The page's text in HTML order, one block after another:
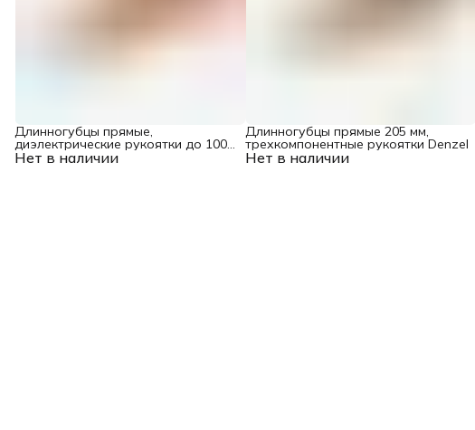
Нет в наличии
Длинногубцы прямые,
диэлектрические рукоятки до 1000
В, трехкомпонентные рукоятки, Нет в наличии
Длинногубцы прямые 205 мм,
трехкомпонентные рукоятки Denzel